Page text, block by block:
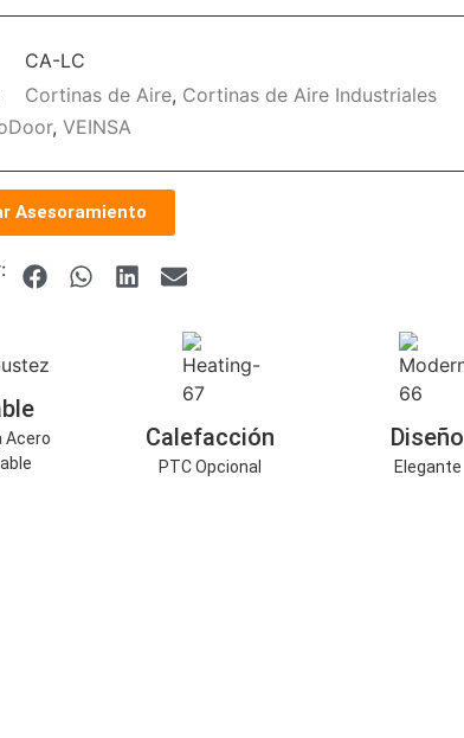
CA-LC
Cortinas de Aire, Cortinas de Aire Industriales
, VEINSA
Asesoramiento
Acero
Calefacción
PTC Opcional
Diseño
Elegante